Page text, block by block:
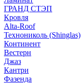
ГРАНД СТЭП
Кровля
Alta-Roof
Технониколь (Shinglas)
Континент
Вестерн
Джаз
Кантри
Фазенда